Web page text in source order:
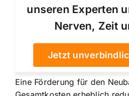
unseren Experten
Nerven, Zeit
Jetzt
Eine Förderung für den